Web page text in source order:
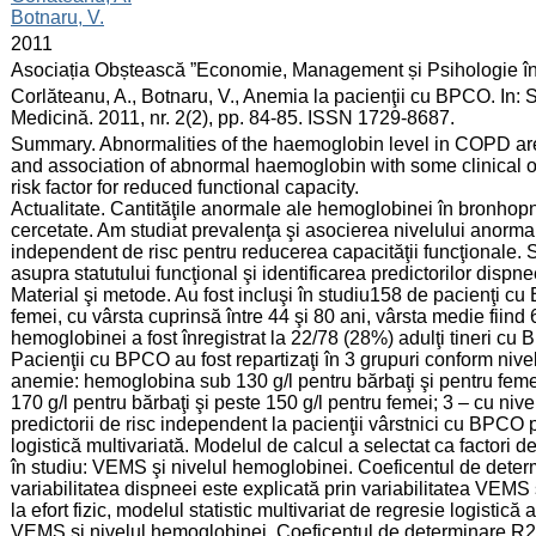
Botnaru, V.
2011
Asociația Obștească ”Economie, Management și Psihologie
Corlăteanu, A., Botnaru, V., Anemia la pacienţii cu BPCO.
Medicină. 2011, nr. 2(2), pp. 84-85. ISSN 1729-8687.
Summary. Abnormalities of the haemoglobin level in COPD
and association of abnormal haemoglobin with some clinical
risk factor for reduced functional capacity.
Actualitate. Cantităţile anormale ale hemoglobinei în
cercetate. Am studiat prevalenţa şi asocierea nivelului
independent de risc pentru reducerea capacităţii
asupra statutului funcţional şi identificarea predictorilor
Material şi metode. Au fost incluşi în studiu158 de pacienţi
femei, cu vârsta cuprinsă între 44 şi 80 ani, vârsta medie
hemoglobinei a fost înregistrat la 22/78 (28%) adulţi tineri cu
Pacienţii cu BPCO au fost repartizaţi în 3 grupuri conform
anemie: hemoglobina sub 130 g/l pentru bărbaţi şi pentru
170 g/l pentru bărbaţi şi peste 150 g/l pentru femei; 3 – cu
predictorii de risc independent la pacienţii vârstnici cu BPCO
logistică multivariată. Modelul de calcul a selectat ca factori
în studiu: VEMS şi nivelul hemoglobinei. Coeficentul de
variabilitatea dispneei este explicată prin variabilitatea
la efort fizic, modelul statistic multivariat de regresie logistică
VEMS şi nivelul hemoglobinei. Coeficentul de determinare